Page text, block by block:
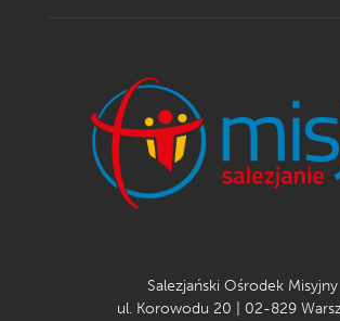
Salezjański Ośrodek Misyjny
ul. Korowodu 20 | 02-829